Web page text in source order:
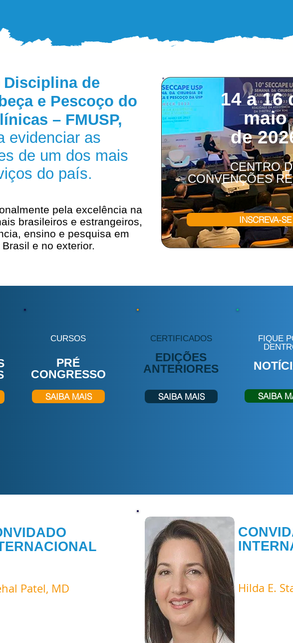
Disciplina de
e Pescoço do
– FMUSP,
evidenciar as
de um dos mais
do país.
pela excelência na
brasileiros e estrangeiros,
ensino e pesquisa em
e no exterior.
INSCREVA-SE
CENTRO
CONVENÇÕES
14 a 16
maio
de
CURSOS
PRÉ
CONGRESSO
SAIBA MAIS
CERTIFICADOS
EDIÇÕES
ANTERIORES
SAIBA MAIS
FIQUE
SAIBA
Patel, MD Hilda E.